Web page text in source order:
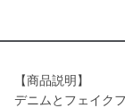
【商品説明】
デニムとフェイク